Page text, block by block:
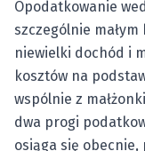
Opodatkowanie
szczególnie
niewielki dochód i
kosztów na
wspólnie z
dwa progi
osiąga się